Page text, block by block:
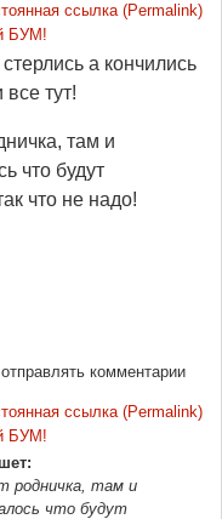
ссылка (Permalink)
БУМ!
а кончились
тут!
там и
что будут
что не надо!
комментарии
ссылка (Permalink)
БУМ!
родничка, там и
что будут